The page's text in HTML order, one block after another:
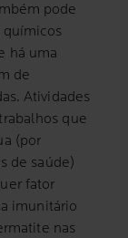
pode
químicos
há uma
de
Atividades
que
(por
de saúde)
fator
imunitário
nas